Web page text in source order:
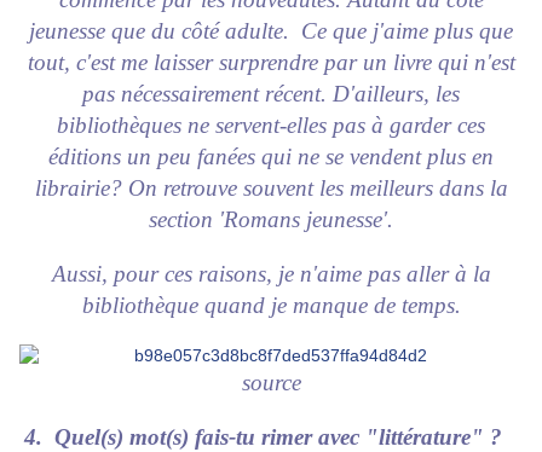
jeunesse que du côté adulte. Ce que j'aime plus que
tout, c'est me laisser surprendre par un livre qui n'est
pas nécessairement récent. D'ailleurs, les
bibliothèques ne servent-elles pas à garder ces
éditions un peu fanées qui ne se vendent plus en
librairie? On retrouve souvent les meilleurs dans la
section 'Romans jeunesse'.
Aussi, pour ces raisons, je n'aime pas aller à la
bibliothèque quand je manque de temps.
source
4. Quel(s) mot(s) fais-tu rimer avec "littérature" ?